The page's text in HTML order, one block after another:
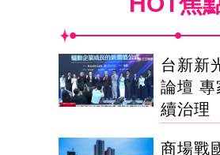
台新新
論壇 專
續治理
商場戰